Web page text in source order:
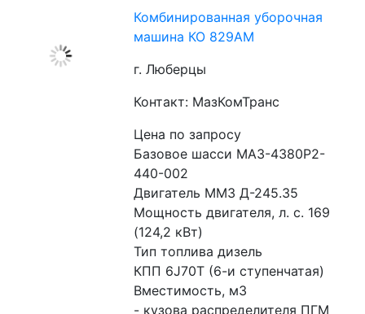
Комбинированная уборочная
машина КО 829АМ
г. Люберцы
Контакт: МазКомТранс
Цена по запросу
Базовое шасси МАЗ-4380Р2-
440-002
Двигатель ММЗ Д-245.35
Мощность двигателя, л. с. 169
(124,2 кВт)
Тип топлива дизель
КПП 6J70Т (6-и ступенчатая)
Вместимость, м3
- кузова распределителя ПГМ